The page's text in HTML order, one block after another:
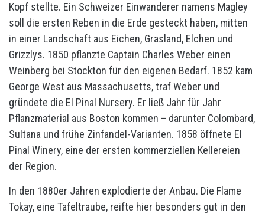
Kopf stellte. Ein Schweizer Einwanderer namens Magley
soll die ersten Reben in die Erde gesteckt haben, mitten
in einer Landschaft aus Eichen, Grasland, Elchen und
Grizzlys. 1850 pflanzte Captain Charles Weber einen
Weinberg bei Stockton für den eigenen Bedarf. 1852 kam
George West aus Massachusetts, traf Weber und
gründete die El Pinal Nursery. Er ließ Jahr für Jahr
Pflanzmaterial aus Boston kommen – darunter Colombard,
Sultana und frühe Zinfandel-Varianten. 1858 öffnete El
Pinal Winery, eine der ersten kommerziellen Kellereien
der Region.
In den 1880er Jahren explodierte der Anbau. Die Flame
Tokay, eine Tafeltraube, reifte hier besonders gut in den